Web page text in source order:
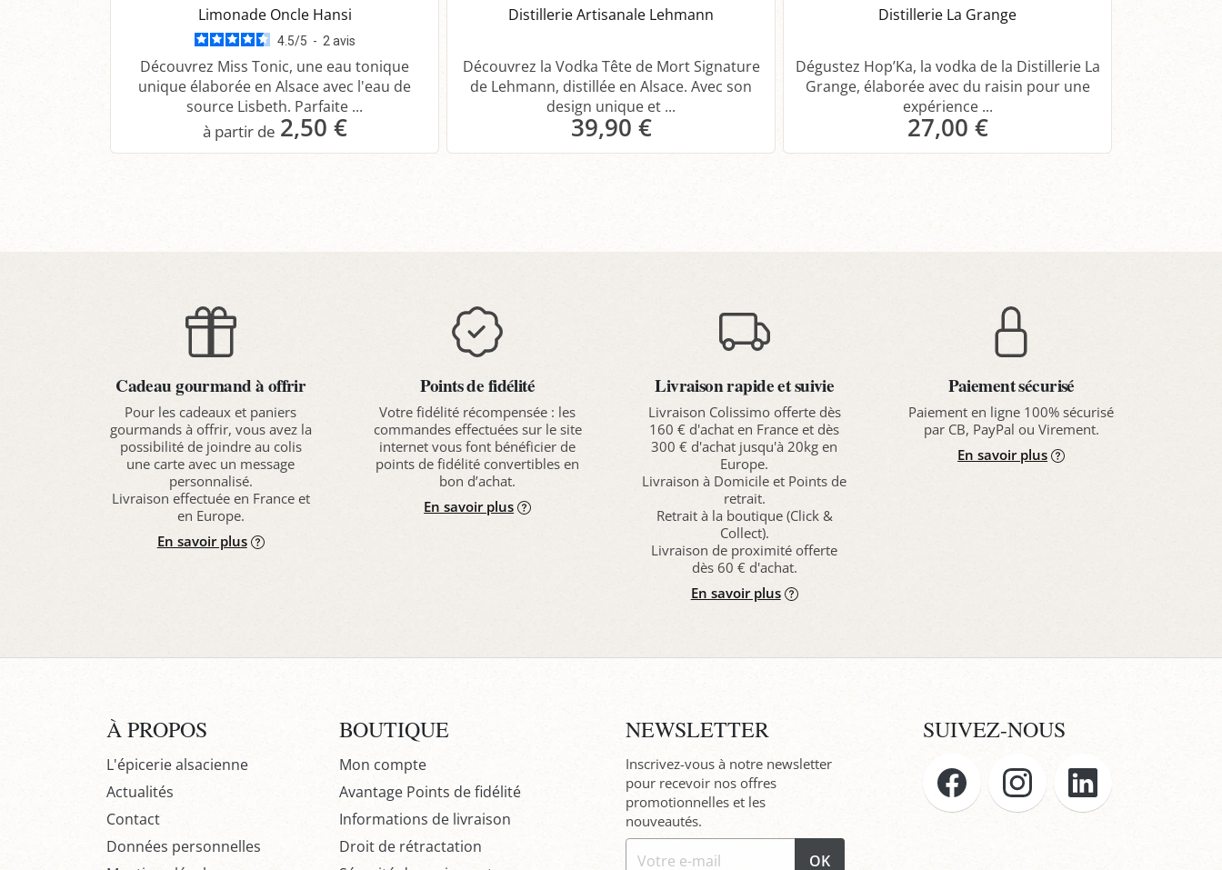
Limonade Oncle Hansi
4.5/5 - 2 avis
Découvrez Miss Tonic, une eau tonique
unique élaborée en Alsace avec l'eau de
source Lisbeth. Parfaite ...
2,50 €
Distillerie Artisanale Lehmann
Découvrez la Vodka Tête de Mort Signature
de Lehmann, distillée en Alsace. Avec son
design unique et ...
39,90 €
Distillerie La Grange
Dégustez Hop’Ka, la vodka de la Distillerie La
Grange, élaborée avec du raisin pour une
expérience ...
27,00 €
Cadeau gourmand à offrir
Pour les cadeaux et paniers
gourmands à offrir, vous avez la
possibilité de joindre au colis
une carte avec un message
personnalisé.
Livraison effectuée en France et
en Europe.
En savoir plus
Points de fidélité
Votre fidélité récompensée : les
commandes effectuées sur le site
internet vous font bénéficier de
points de fidélité convertibles en
bon d’achat.
En savoir plus
Livraison rapide et suivie
Livraison Colissimo offerte dès
160 € d'achat en France et dès
300 € d'achat jusqu'à 20kg en
Europe.
Livraison à Domicile et Points de
retrait.
Retrait à la boutique (Click &
Collect).
Livraison de proximité offerte
dès 60 € d'achat.
En savoir plus
Paiement sécurisé
Paiement en ligne 100% sécurisé
par CB, PayPal ou Virement.
En savoir plus
À PROPOS
L'épicerie alsacienne
Actualités
Contact
Données personnelles
BOUTIQUE
Mon compte
Avantage Points de fidélité
Informations de livraison
Droit de rétractation
NEWSLETTER
Inscrivez-vous à notre newsletter
pour recevoir nos offres
promotionnelles et les
nouveautés.
OK
SUIVEZ-NOUS